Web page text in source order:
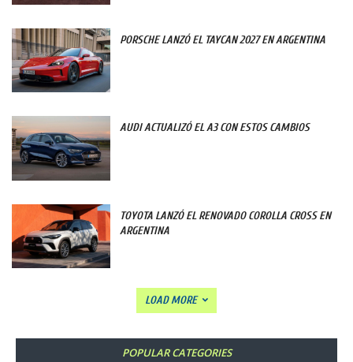
PORSCHE LANZÓ EL TAYCAN 2027 EN ARGENTINA
AUDI ACTUALIZÓ EL A3 CON ESTOS CAMBIOS
TOYOTA LANZÓ EL RENOVADO COROLLA CROSS EN
ARGENTINA
LOAD MORE
POPULAR CATEGORIES